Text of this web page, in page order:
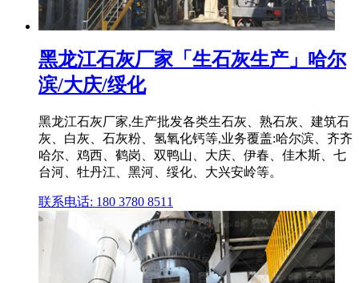
黑龙江石灰厂家「生石灰生产」哈尔
滨/大庆/绥化
黑龙江石灰厂家,生产批发各类生石灰、熟石灰、建筑石
灰、白灰、石灰粉、氢氧化钙等,业务覆盖:哈尔滨、齐齐
哈尔、鸡西、鹤岗、双鸭山、大庆、伊春、佳木斯、七
台河、牡丹江、黑河、绥化、大兴安岭等。
联系电话: 180 3780 8511